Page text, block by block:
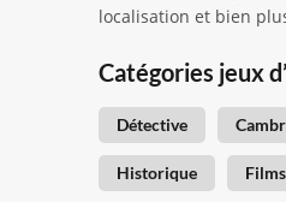
localisation et bien
Catégories jeux
Détective
Historique